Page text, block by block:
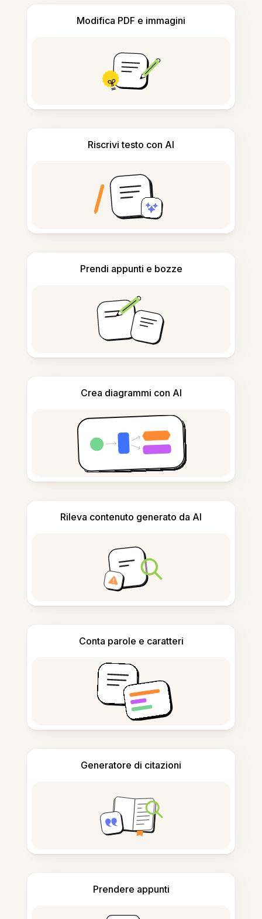
Modifica PDF e immagini
Riscrivi testo con AI
Prendi appunti e bozze
Crea diagrammi con AI
Rileva contenuto generato da AI
Conta parole e caratteri
Generatore di citazioni
Prendere appunti